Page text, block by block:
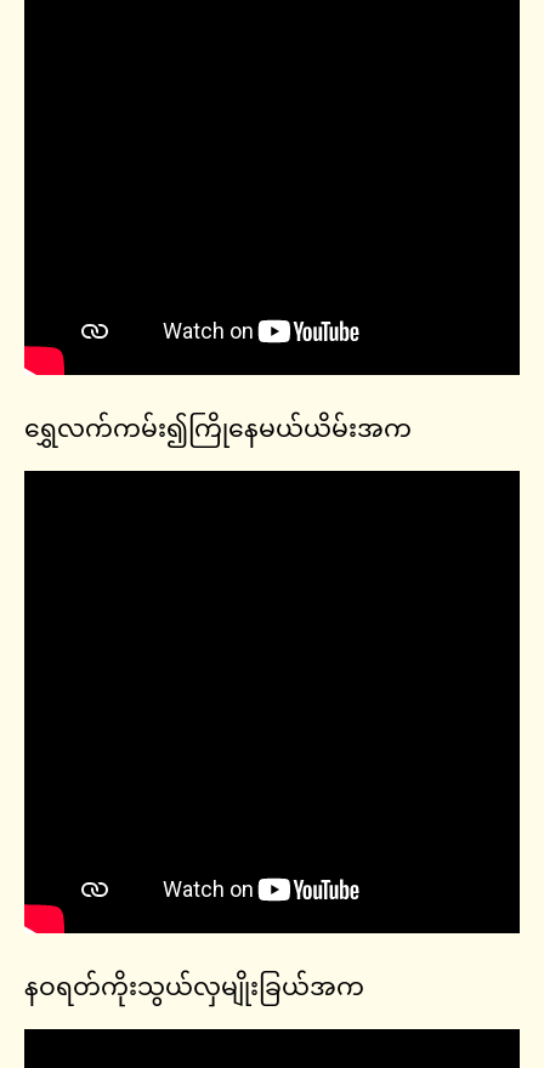
ရွှေလက်ကမ်း၍ကြိုနေမယ်ယိမ်းအက
နဝရတ်ကိုးသွယ်လှမျိုးခြယ်အက